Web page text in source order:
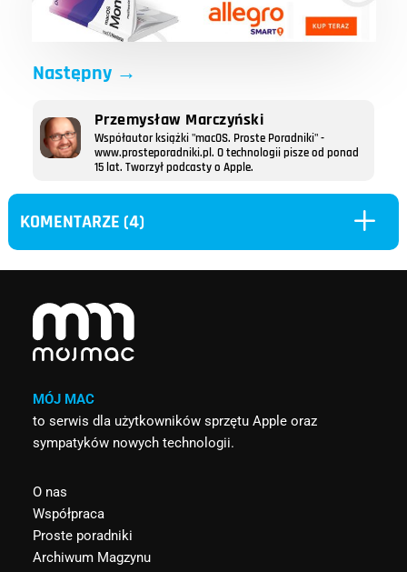
Następny→
Przemysław Marczyński
Współautor książki "macOS. Proste Poradniki" -
www.prosteporadniki.pl. O technologii pisze od ponad
15 lat. Tworzył podcasty o Apple.
KOMENTARZE (4) L
MÓJ MAC
to serwis dla użytkowników sprzętu Apple oraz
sympatyków nowych technologii.
O nas
Współpraca
Proste poradniki
Archiwum Magzynu